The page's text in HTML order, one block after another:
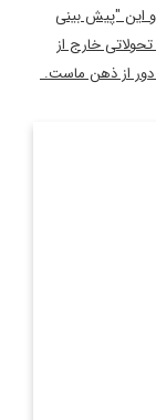
این "پیش بینی
خارج از
دور از ذهن ماست.
و چین